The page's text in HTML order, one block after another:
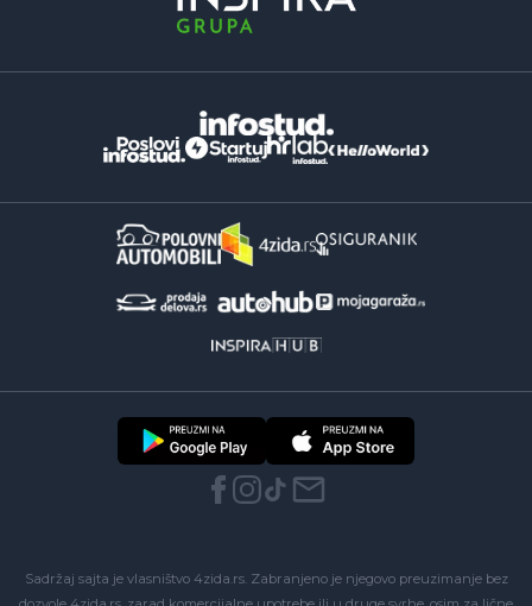
Sadržaj sajta je vlasništvo 4zida.rs. Zabranjeno je njegovo preuzimanje bez